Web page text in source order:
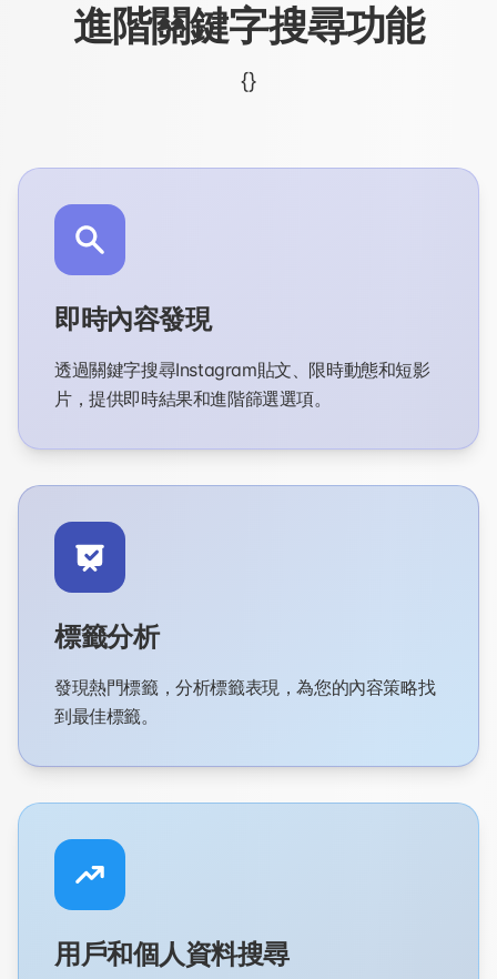
進階關鍵字搜尋功能
{}
即時內容發現
透過關鍵字搜尋Instagram貼文、限時動態和短影
片，提供即時結果和進階篩選選項。
標籤分析
發現熱門標籤，分析標籤表現，為您的內容策略找
到最佳標籤。
用戶和個人資料搜尋